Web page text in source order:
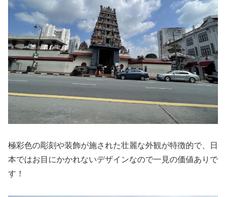
極彩色の彫刻や装飾が施された壮麗な外観が特徴的で、日
本ではお目にかかれないデザインなので一見の価値ありで
す！